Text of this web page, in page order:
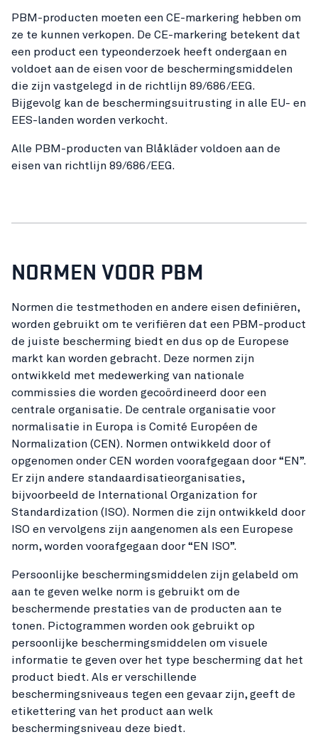
PBM-producten moeten een CE-markering hebben om
ze te kunnen verkopen. De CE-markering betekent dat
een product een typeonderzoek heeft ondergaan en
voldoet aan de eisen voor de beschermingsmiddelen
die zijn vastgelegd in de richtlijn 89/686/EEG.
Bijgevolg kan de beschermingsuitrusting in alle EU- en
EES-landen worden verkocht.
Alle PBM-producten van Blåkläder voldoen aan de
eisen van richtlijn 89/686/EEG.
NORMEN VOOR PBM
Normen die testmethoden en andere eisen definiëren,
worden gebruikt om te verifiëren dat een PBM-product
de juiste bescherming biedt en dus op de Europese
markt kan worden gebracht. Deze normen zijn
ontwikkeld met medewerking van nationale
commissies die worden gecoördineerd door een
centrale organisatie. De centrale organisatie voor
normalisatie in Europa is Comité Européen de
Normalization (CEN). Normen ontwikkeld door of
opgenomen onder CEN worden voorafgegaan door “EN”.
Er zijn andere standaardisatieorganisaties,
bijvoorbeeld de International Organization for
Standardization (ISO). Normen die zijn ontwikkeld door
ISO en vervolgens zijn aangenomen als een Europese
norm, worden voorafgegaan door “EN ISO”.
Persoonlijke beschermingsmiddelen zijn gelabeld om
aan te geven welke norm is gebruikt om de
beschermende prestaties van de producten aan te
tonen. Pictogrammen worden ook gebruikt op
persoonlijke beschermingsmiddelen om visuele
informatie te geven over het type bescherming dat het
product biedt. Als er verschillende
beschermingsniveaus tegen een gevaar zijn, geeft de
etikettering van het product aan welk
beschermingsniveau deze biedt.